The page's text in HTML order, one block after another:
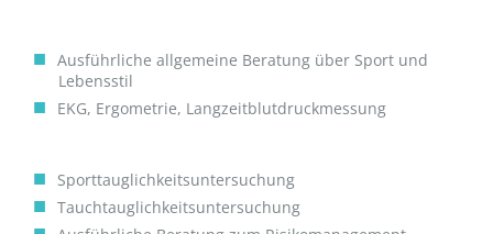
Ausführliche allgemeine Beratung über Sport und
Lebensstil
EKG, Ergometrie, Langzeitblutdruckmessung
Sporttauglichkeitsuntersuchung
Tauchtauglichkeitsuntersuchung